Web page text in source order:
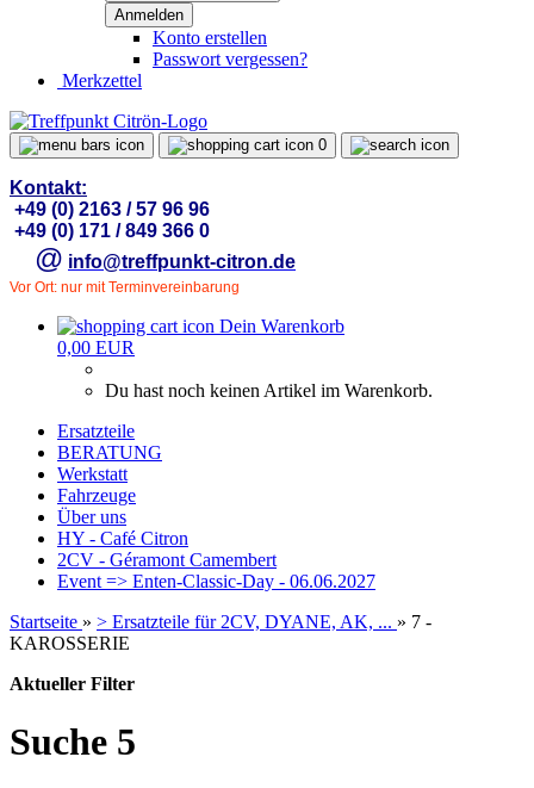
Konto erstellen
Passwort vergessen?
Merkzettel
0
Kontakt:
+49 (0) 2163 / 57 96 96
+49 (0) 171 / 849 366 0
@ info@treffpunkt-citron.de
Vor Ort: nur mit Terminvereinbarung
Dein Warenkorb
0,00 EUR
Du hast noch keinen Artikel im Warenkorb.
Ersatzteile
BERATUNG
Werkstatt
Fahrzeuge
Über uns
HY - Café Citron
2CV - Géramont Camembert
Event => Enten-Classic-Day - 06.06.2027
Startseite » > Ersatzteile für 2CV, DYANE, AK, ... » 7 -
KAROSSERIE
Aktueller Filter
Suche 5